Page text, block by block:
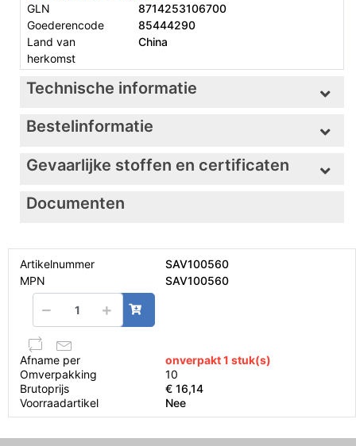
GLN
8714253106700
Goederencode
85444290
Land van
herkomst
China
Technische informatie
Bestelinformatie
Gevaarlijke stoffen en certificaten
Documenten
Artikelnummer
SAV100560
MPN
SAV100560
Afname per
onverpakt 1 stuk(s)
Omverpakking
10
Brutoprijs
€ 16,14
Voorraadartikel
Nee